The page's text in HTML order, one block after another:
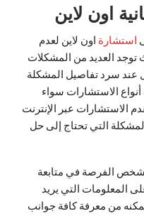
اون لاين
استشارة اون لاين لعدم
توجد العديد من المشكلات
عند سرد تفاصيل المشكلة
الاستشارات سواء
الاستشارات عبر الإنترنت
التي تحتاج إلى حل
الفرصة في متابعة
المعلومات التي يريد
من معرفة كافة جوانب